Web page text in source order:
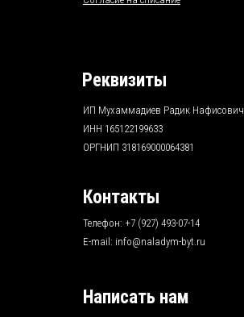
ИП Мухаммадиев Радик Нафисович
ИНН 165122199633
ОРГНИП 318169000064381
Реквизиты
Написать нам
Телефон: +7 (927) 493-07-14
E-mail: info@naladym-byt.ru
Контакты